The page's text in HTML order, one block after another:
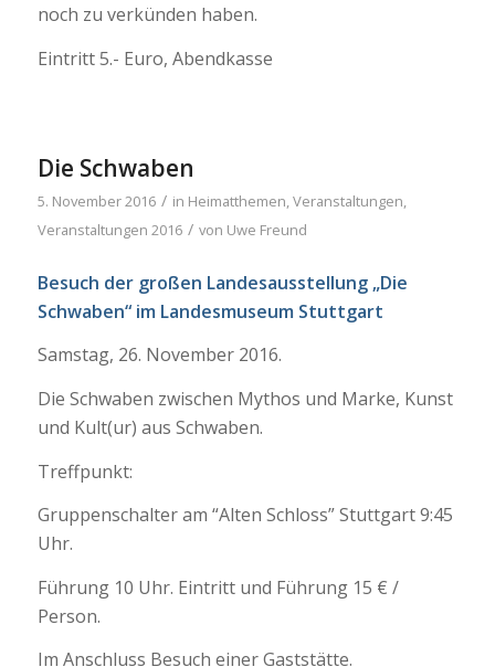
noch zu verkünden haben.
Eintritt 5.- Euro, Abendkasse
Die Schwaben
5. November 2016 / in Heimatthemen,Veranstaltungen,
Veranstaltungen 2016 / von Uwe Freund
Besuch der großen Landesausstellung „Die
Schwaben“ im Landesmuseum Stuttgart
Samstag, 26. November 2016.
Die Schwaben zwischen Mythos und Marke, Kunst
und Kult(ur) aus Schwaben.
Treffpunkt:
Gruppenschalter am “Alten Schloss” Stuttgart 9:45
Uhr.
Führung 10 Uhr. Eintritt und Führung 15 € /
Person.
Im Anschluss Besuch einer Gaststätte.